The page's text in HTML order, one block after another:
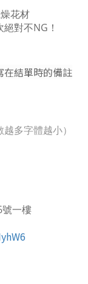
花材
對不NG！
在結單時的備註
多字體越小）
一樓